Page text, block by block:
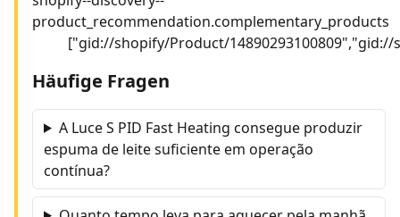
product_recommendation.complementary_products
["gid://shopify/Product/
Häufige Fragen
A Luce S PID Fast Heating consegue produzir
espuma de leite suficiente em operação
contínua?